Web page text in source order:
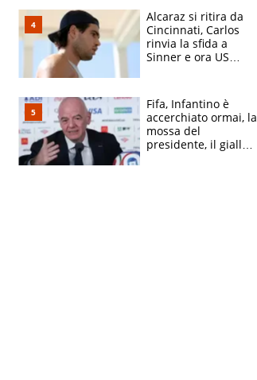
Alcaraz si ritira da
Cincinnati, Carlos
rinvia la sfida a
Sinner e ora US
Fifa, Infantino è
accerchiato ormai, la
mossa del
presidente, il giallo